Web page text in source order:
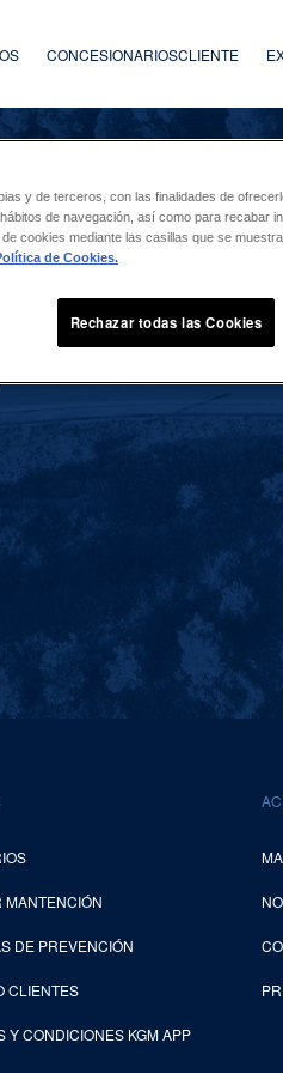
CONCESIONARIOSCLIENTE
MANTENCIÓN
DE PREVENCIÓN
CLIENTES
Y CONDICIONES KGM APP
y de terceros, con las finalidades de
de navegación, así como para recabar
cookies mediante las casillas que se
de Cookies.
Rechazar todas las Cookies